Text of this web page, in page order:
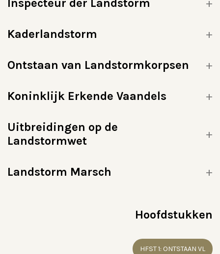
Inspecteur der Landstorm
Kaderlandstorm
Ontstaan van Landstormkorpsen
Koninklijk Erkende Vaandels
Uitbreidingen op de
Landstormwet
Landstorm Marsch
Hoofdstukken
HFST 1: ONTSTAAN VL